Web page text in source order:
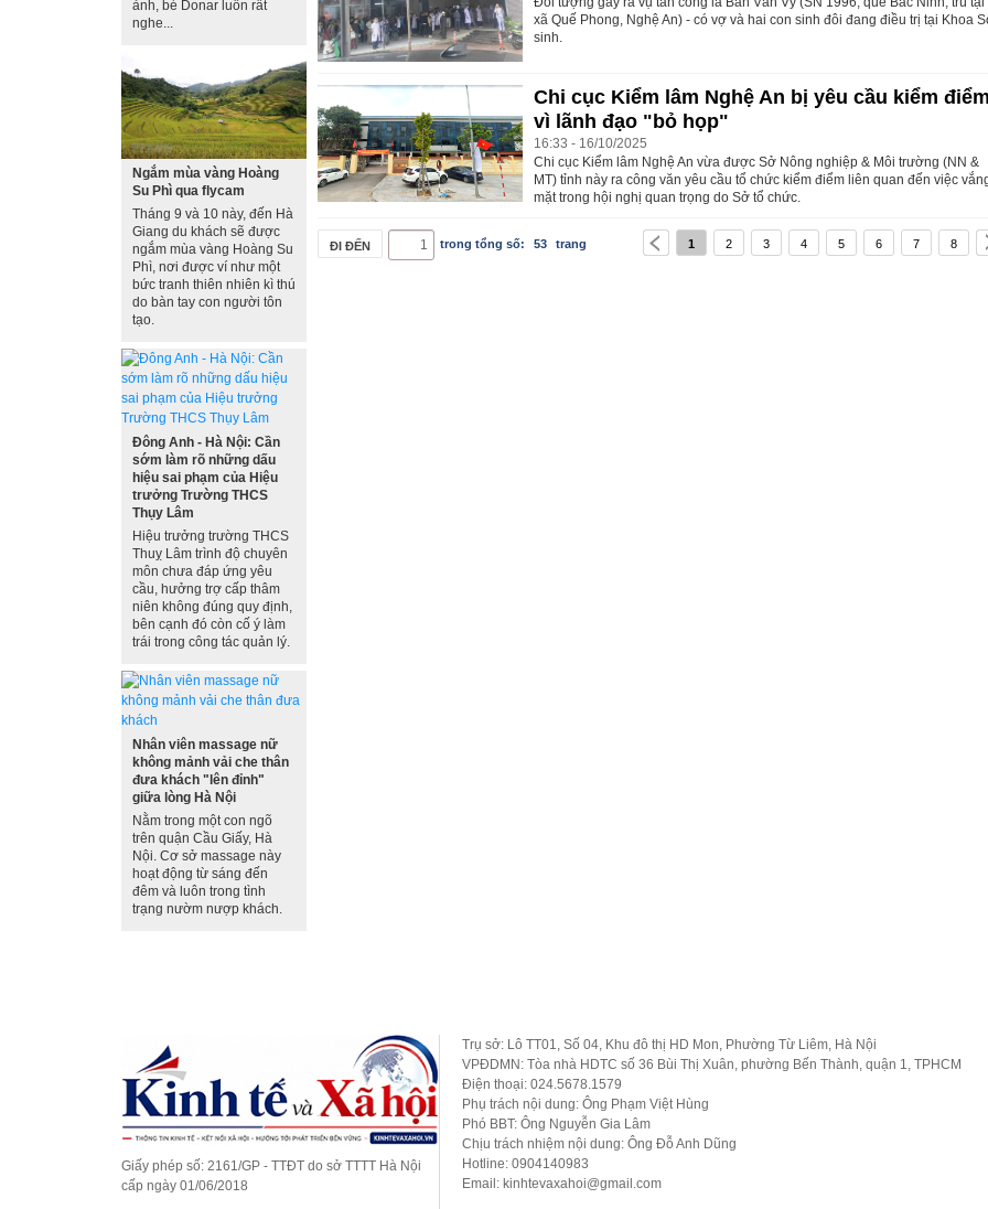
ảnh, bé Donar luôn rất
nghe...
Ngắm mùa vàng Hoàng
Su Phì qua flycam
Tháng 9 và 10 này, đến Hà
Giang du khách sẽ được
ngắm mùa vàng Hoàng Su
Phì, nơi được ví như một
bức tranh thiên nhiên kì thú
do bàn tay con người tôn
tạo.
Đông Anh - Hà Nội: Cần
sớm làm rõ những dấu
hiệu sai phạm của Hiệu
trưởng Trường THCS
Thụy Lâm
Hiệu trưởng trường THCS
Thuỵ Lâm trình độ chuyên
môn chưa đáp ứng yêu
cầu, hưởng trợ cấp thâm
niên không đúng quy định,
bên cạnh đó còn cố ý làm
trái trong công tác quản lý.
Nhân viên massage nữ
không mảnh vải che thân
đưa khách "lên đỉnh"
giữa lòng Hà Nội
Nằm trong một con ngõ
trên quận Cầu Giấy, Hà
Nội. Cơ sở massage này
hoạt động từ sáng đến
đêm và luôn trong tình
trạng nườm nượp khách.
xã Quế Phong, Nghệ An) - có vợ và hai con sinh đôi đang điều trị tại Khoa
sinh.
Chi cục Kiểm lâm Nghệ An bị yêu cầu kiểm điểm
vì lãnh đạo "bỏ họp"
16:33 - 16/10/2025
Chi cục Kiểm lâm Nghệ An vừa được Sở Nông nghiệp & Môi trường (NN &
MT) tỉnh này ra công văn yêu cầu tổ chức kiểm điểm liên quan đến việc
mặt trong hội nghị quan trọng do Sở tổ chức.
trong tổng số: 53 trang 1 2 3 4 5 6 7 8
Giấy phép số: 2161/GP - TTĐT do sở TTTT Hà Nội
cấp ngày 01/06/2018
Trụ sở: Lô TT01, Số 04, Khu đô thị HD Mon, Phường Từ Liêm, Hà Nội
VPĐDMN: Tòa nhà HDTC số 36 Bùi Thị Xuân, phường Bến Thành, quận 1, TPHCM
Điện thoại: 024.5678.1579
Phụ trách nội dung: Ông Phạm Việt Hùng
Phó BBT: Ông Nguyễn Gia Lâm
Chịu trách nhiệm nội dung: Ông Đỗ Anh Dũng
Hotline: 0904140983
Email: kinhtevaxahoi@gmail.com